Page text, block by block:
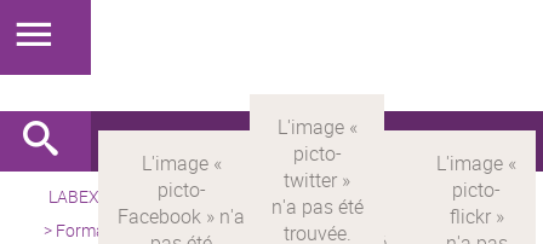
LABEX > LABEX MILYON Version française
Présentation
> Formations> Parcours en Master